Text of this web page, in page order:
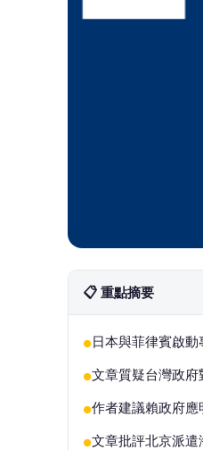
📋 重點摘要
●日本與菲律賓啟
●文章質疑台灣政府
●作者建議賴政府應
●文章批評北京派遣